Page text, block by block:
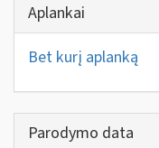
Aplankai
Bet kurį aplanką
Parodymo data